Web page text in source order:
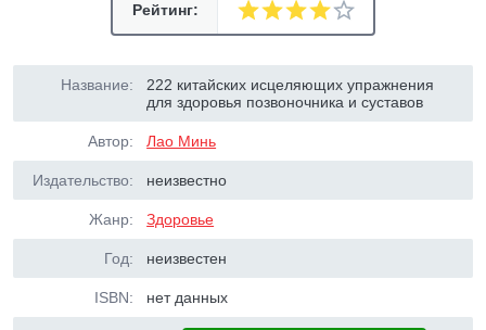
Рейтинг:
Название:
222 китайских исцеляющих упражнения
для здоровья позвоночника и суставов
Автор: Лао Минь
Издательство: неизвестно
Жанр: Здоровье
Год: неизвестен
ISBN: нет данных